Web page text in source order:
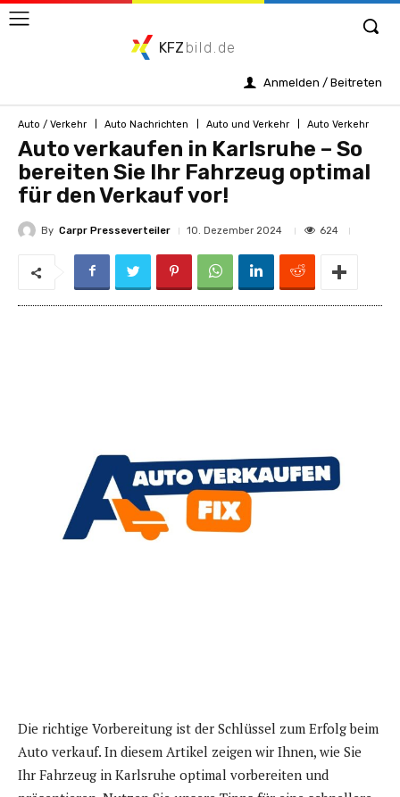
KFZ bild.de
Anmelden / Beitreten
Auto / Verkehr Auto Nachrichten Auto und Verkehr Auto Verkehr
Auto verkaufen in Karlsruhe – So
bereiten Sie Ihr Fahrzeug optimal
für den Verkauf vor!
By Carpr Presseverteiler 10. Dezember 2024 624
Die richtige Vorbereitung ist der Schlüssel zum Erfolg beim
Auto verkauf. In diesem Artikel zeigen wir Ihnen, wie Sie
Ihr Fahrzeug in Karlsruhe optimal vorbereiten und